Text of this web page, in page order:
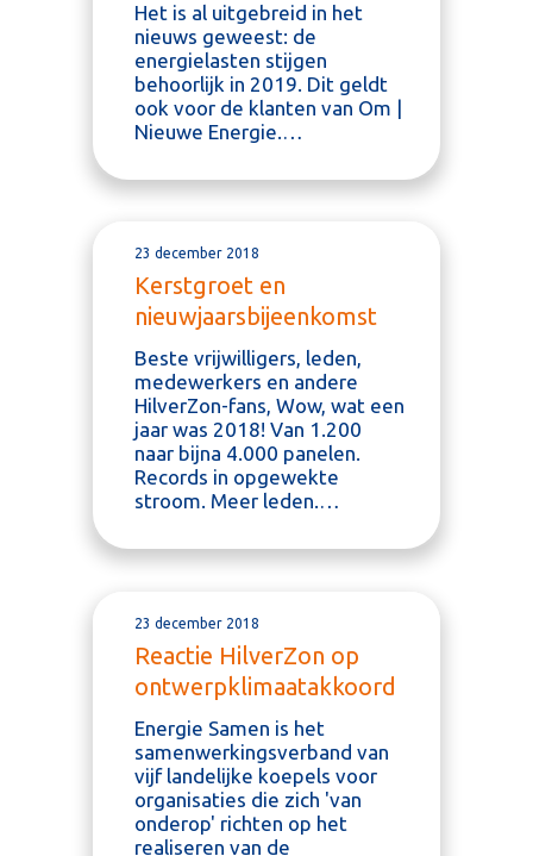
Het is al uitgebreid in het
nieuws geweest: de
energielasten stijgen
behoorlijk in 2019. Dit geldt
ook voor de klanten van Om |
Nieuwe Energie.…
23 december 2018
Kerstgroet en
nieuwjaarsbijeenkomst
Beste vrijwilligers, leden,
medewerkers en andere
HilverZon-fans, Wow, wat een
jaar was 2018! Van 1.200
naar bijna 4.000 panelen.
Records in opgewekte
stroom. Meer leden.…
23 december 2018
Reactie HilverZon op
ontwerpklimaatakkoord
Energie Samen is het
samenwerkingsverband van
vijf landelijke koepels voor
organisaties die zich 'van
onderop' richten op het
realiseren van de